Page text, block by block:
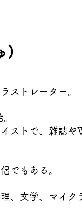
)
ストレーター。
ストで、雑誌や
でもある。
、文学、マイク